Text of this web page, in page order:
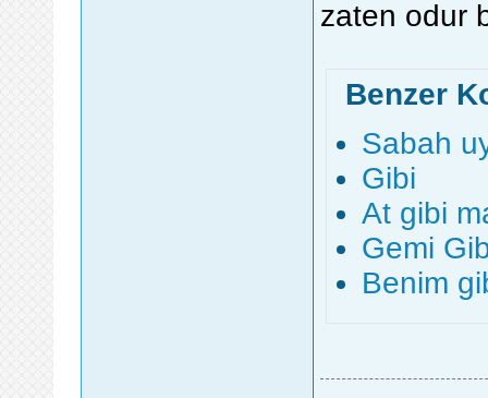
zaten odur
Benzer
Sabah
Gibi
At gibi
Gemi
Benim